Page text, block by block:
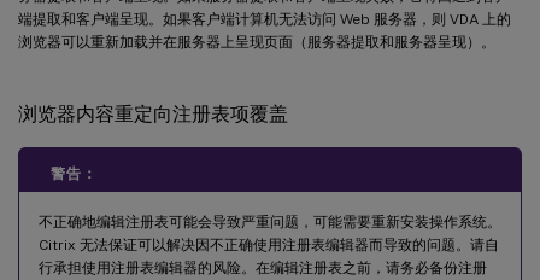
端提取和客户端呈现。如果客户端计算机无法访问 Web 服务器，则 VDA 上的
浏览器可以重新加载并在服务器上呈现页面（服务器提取和服务器呈现）。
浏览器内容重定向注册表项覆盖
警告：
不正确地编辑注册表可能会导致严重问题，可能需要重新安装操作系统。
Citrix 无法保证可以解决因不正确使用注册表编辑器而导致的问题。请自
行承担使用注册表编辑器的风险。在编辑注册表之前，请务必备份注册